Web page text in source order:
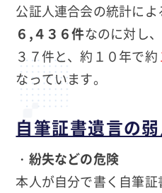
公証人連合会の統計に
６,４３６件なのに対し
３７件と、約１０年で約
なっています。
自筆証書遺言の
・ 紛失などの危険
本人が自分で書く自筆